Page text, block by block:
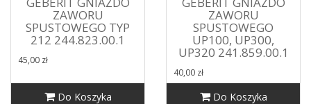
ZAWORU
SPUSTOWEGO TYP
212 244.823.00.1
45,00 zł
Do Koszyka
ZAWORU
SPUSTOWEGO
UP100, UP300,
UP320 241.859.00.1
40,00 zł
Do Koszyka